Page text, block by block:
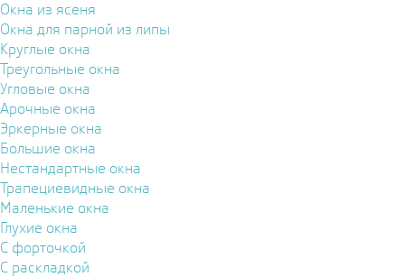
Окна из ясеня
Окна для парной из липы
Круглые окна
Треугольные окна
Угловые окна
Арочные окна
Эркерные окна
Большие окна
Нестандартные окна
Трапециевидные окна
Маленькие окна
Глухие окна
С форточкой
С раскладкой